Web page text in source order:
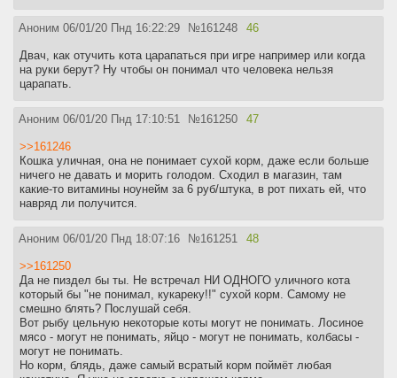
Аноним 06/01/20 Пнд 16:22:29 №161248 46
Двач, как отучить кота царапаться при игре например или когда
на руки берут? Ну чтобы он понимал что человека нельзя
царапать.
Аноним 06/01/20 Пнд 17:10:51 №161250 47
>>161246
Кошка уличная, она не понимает сухой корм, даже если больше
ничего не давать и морить голодом. Сходил в магазин, там
какие-то витамины ноунейм за 6 руб/штука, в рот пихать ей, что
навряд ли получится.
Аноним 06/01/20 Пнд 18:07:16 №161251 48
>>161250
Да не пиздел бы ты. Не встречал НИ ОДНОГО уличного кота
который бы "не понимал, кукареку!!" сухой корм. Самому не
смешно блять? Послушай себя.
Вот рыбу цельную некоторые коты могут не понимать. Лосиное
мясо - могут не понимать, яйцо - могут не понимать, колбасы -
могут не понимать.
Но корм, блядь, даже самый всратый корм поймёт любая